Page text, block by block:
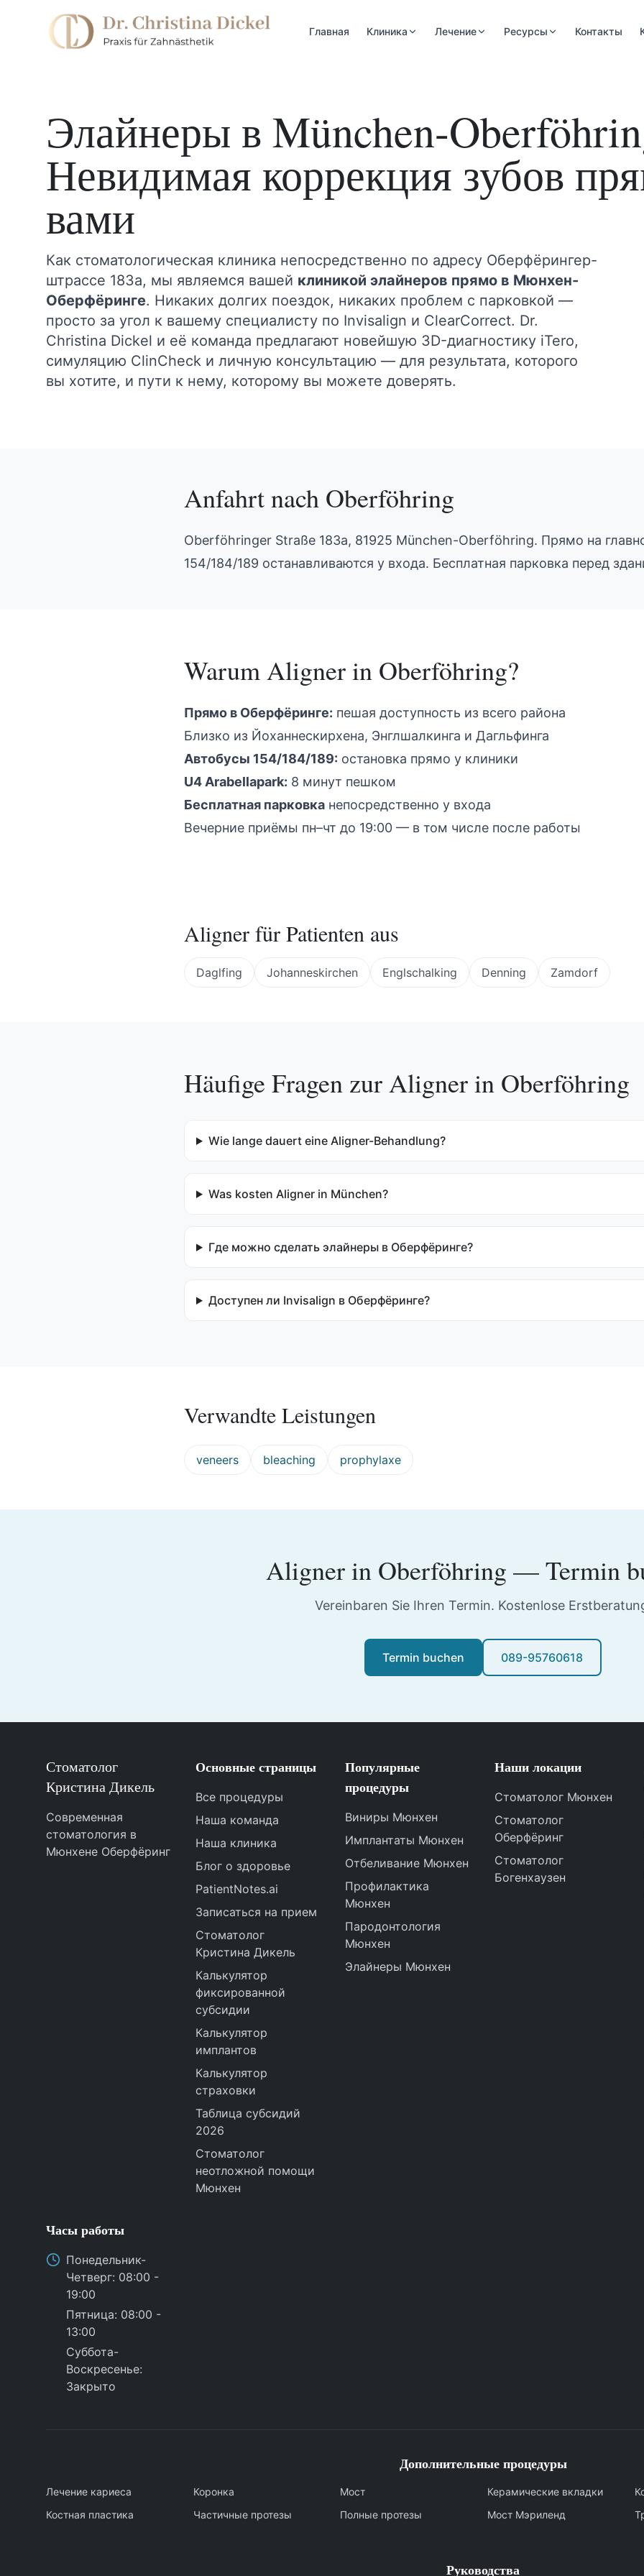
Главная Клиника Лечение Ресурсы Контакты
Элайнеры в München-
Невидимая коррекция зубов
вами
Как стоматологическая клиника непосредственно по адресу Оберфёрингер-
штрассе 183a, мы являемся вашей клиникой элайнеров прямо в Мюнхен-
Оберфёринге. Никаких долгих поездок, никаких проблем с парковкой —
просто за угол к вашему специалисту по Invisalign и ClearCorrect. Dr.
Christina Dickel и её команда предлагают новейшую 3D-диагностику iTero,
симуляцию ClinCheck и личную консультацию — для результата, которого
вы хотите, и пути к нему, которому вы можете доверять.
Anfahrt nach Oberföhring
Oberföhringer Straße 183a, 81925 München-Oberföhring. Прямо на
154/184/189 останавливаются у входа. Бесплатная парковка перед
WarumAlignerin Oberföhring?
Прямо в Оберфёринге: пешая доступность из всего района
Близко из Йоханнескирхена, Энглшалкинга и Дагльфинга
Автобусы 154/184/189: остановка прямо у клиники
U4 Arabellapark: 8 минут пешком
Бесплатная парковка непосредственно у входа
Вечерние приёмы пн–чт до 19:00 — в том числе после работы
Aligner für Patienten aus
Daglfing Johanneskirchen Englschalking Denning Zamdorf
Häufige Fragen zurAlignerin Oberföhring
Wie lange dauert eine Aligner-Behandlung?
Was kosten Aligner in München?
Где можно сделать элайнеры в Оберфёринге?
Доступен ли Invisalign в Оберфёринге?
Verwandte Leistungen
veneers bleaching prophylaxe
Alignerin Oberföhring — Termin
Vereinbaren Sie Ihren Termin. Kostenlose
Termin buchen 089-95760618
Стоматолог
Кристина Дикель
Современная
стоматология в
Мюнхене Оберфёринг
Основные страницы
Все процедуры
Наша команда
Наша клиника
Блог о здоровье
PatientNotes.ai
Записаться на прием
Стоматолог
Кристина Дикель
Калькулятор
фиксированной
субсидии
Калькулятор
имплантов
Калькулятор
страховки
Таблица субсидий
2026
Стоматолог
неотложной помощи
Мюнхен
Популярные
процедуры
Виниры Мюнхен
Имплантаты Мюнхен
Отбеливание Мюнхен
Профилактика
Мюнхен
Пародонтология
Мюнхен
Элайнеры Мюнхен
Наши локации
Стоматолог Мюнхен
Стоматолог
Оберфёринг
Стоматолог
Богенхаузен
Часы работы
Понедельник-
Четверг: 08:00 -
19:00
Пятница: 08:00 -
13:00
Суббота-
Воскресенье:
Закрыто
Дополнительные процедуры
Лечение кариеса Коронка Мост Керамические вкладки
Костная пластика
Частичные протезы Полные протезы Мост Мэриленд
Руководства